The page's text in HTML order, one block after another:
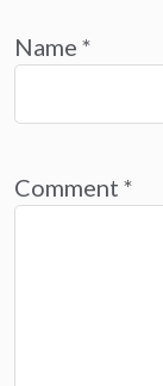
Name *
Comment *